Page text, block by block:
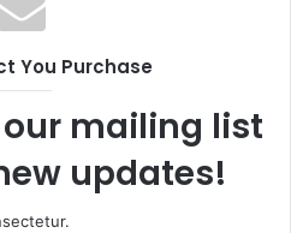
You Purchase
mailing list
updates!